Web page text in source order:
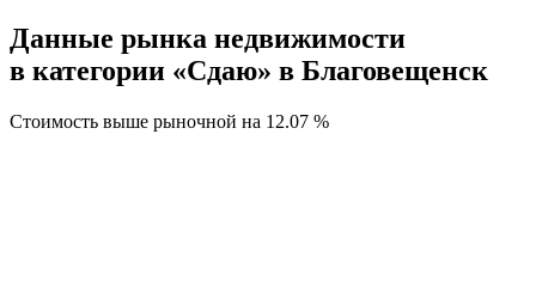
Данные рынка недвижимости
в категории «Сдаю» в Благовещенск
Стоимость выше рыночной на 12.07 %